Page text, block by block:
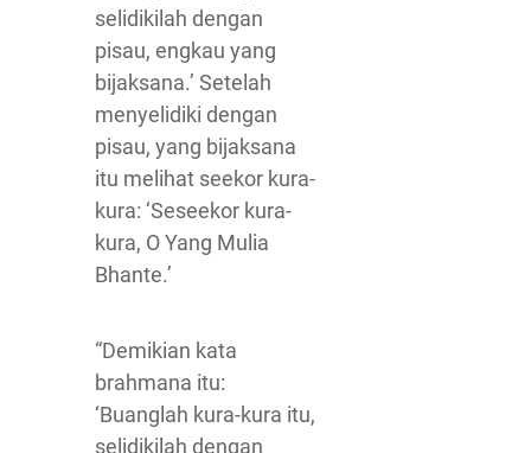
selidikilah dengan
pisau, engkau yang
bijaksana.’ Setelah
menyelidiki dengan
pisau, yang bijaksana
itu melihat seekor kura-
kura: ‘Seseekor kura-
kura, O Yang Mulia
Bhante.’
“Demikian kata
brahmana itu:
‘Buanglah kura-kura itu,
selidikilah dengan